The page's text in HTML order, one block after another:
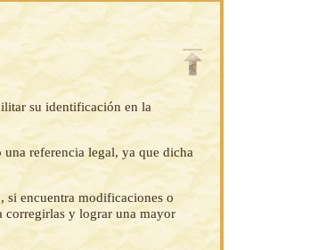
su identificación en la
referencia legal, ya que dicha
encuentra modificaciones o
corregirlas y lograr una mayor